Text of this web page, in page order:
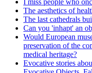
I miss people who
The aesthetics of
The last cathedrals
Can you 'inhapt' an
Would European
preservation of the
medical heritage?
Evocative stories